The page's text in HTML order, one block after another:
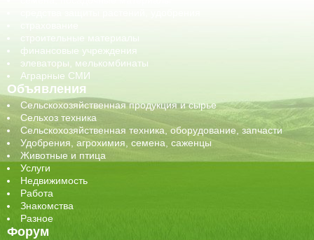
строительные материалы
финансовые учреждения
элеваторы, мелькомбинаты
Аграрные СМИ
Объявления
Сельскохозяйственная продукция и сырье
Сельхоз техника
Сельскохозяйственная техника, оборудование, запчасти
Удобрения, агрохимия, семена, саженцы
Животные и птица
Услуги
Недвижимость
Работа
Знакомства
Разное
Форум